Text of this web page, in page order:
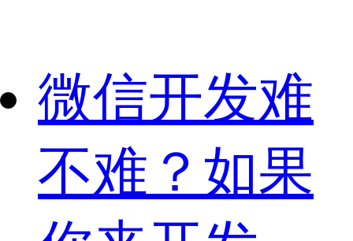
微信开发难
不难？如果